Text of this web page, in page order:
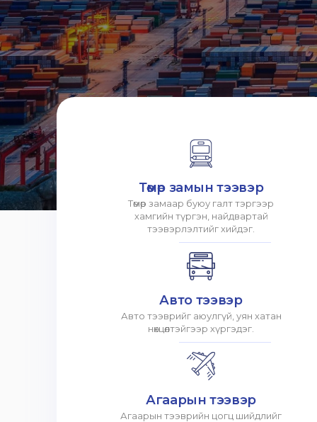
Төмөр замын тээвэр
Төмөр замаар буюу галт тэргээр
хамгийн түргэн, найдвартай
тээвэрлэлтийг хийдэг.
Авто тээвэр
Авто тээврийг аюулгүй, уян хатан
нөхцөлтэйгээр хүргэдэг.
Агаарын тээвэр
Агаарын тээврийн цогц шийдлийг